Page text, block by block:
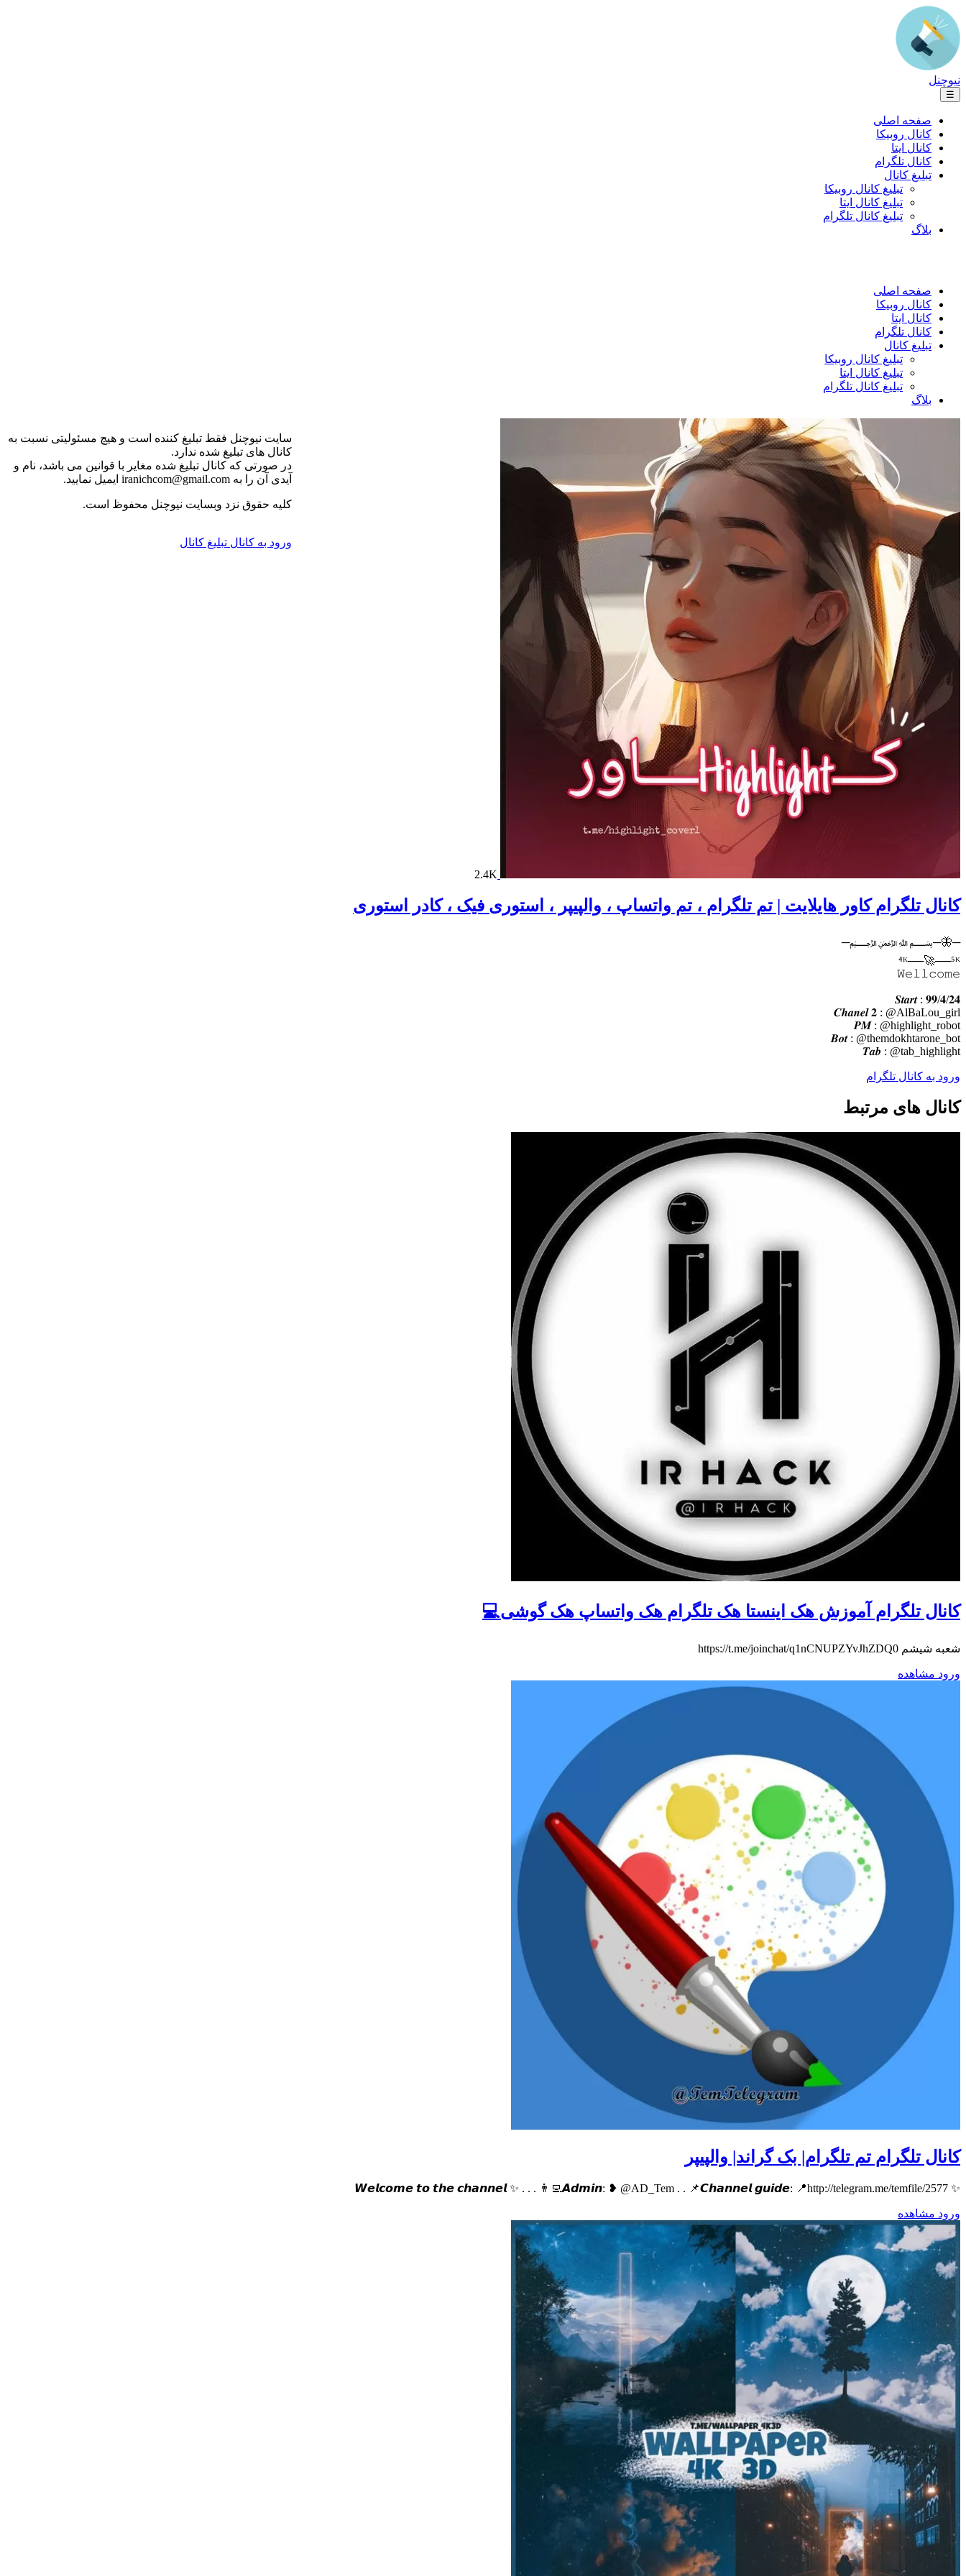
نیوچنل
☰
صفحه اصلی
کانال روبیکا
کانال ایتا
کانال تلگرام
تبلیغ کانال
تبلیغ کانال روبیکا
تبلیغ کانال ایتا
تبلیغ کانال تلگرام
بلاگ
صفحه اصلی
کانال روبیکا
کانال ایتا
کانال تلگرام
تبلیغ کانال
تبلیغ کانال روبیکا
تبلیغ کانال ایتا
تبلیغ کانال تلگرام
بلاگ
2.4K
کانال تلگرام کاور هایلایت | تم تلگرام ، تم واتساپ ، والپیپر ، استوری فیک ، کادر استوری
─🦋─﷽─
⁴ᴷ──🚀──⁵ᴷ
𝚆𝚎𝚕𝚕𝚌𝚘𝚖𝚎
𝑺𝒕𝒂𝒓𝒕 : 𝟗𝟗/𝟒/𝟐𝟒
𝑪𝒉𝒂𝒏𝒆𝒍 𝟐 : @AlBaLou_girl
𝑷𝑴 : @highlight_robot
𝑩𝒐𝒕 : @themdokhtarone_bot
𝑻𝒂𝒃 : @tab_highlight
ورود به کانال تلگرام
کانال های مرتبط
کانال تلگرام آموزش هک اینستا هک تلگرام هک واتساپ هک گوشی💻
شعبه شیشم https://t.me/joinchat/q1nCNUPZYvJhZDQ0
ورود مشاهده
کانال تلگرام تم تلگرام| بک گراند| والپیپر
✨ 𝙒𝙚𝙡𝙘𝙤𝙢𝙚 𝙩𝙤 𝙩𝙝𝙚 𝙘𝙝𝙖𝙣𝙣𝙚𝙡 ✨ . . . 👨‍💻𝘼𝙙𝙢𝙞𝙣: ❥ @AD_Tem . . 📌𝘾𝙝𝙖𝙣𝙣𝙚𝙡 𝙜𝙪𝙞𝙙𝙚: 📍http://telegram.me/temfile/2577
ورود مشاهده
سایت نیوچنل فقط تبلیغ کننده است و هیچ مسئولیتی نسبت به
کانال های تبلیغ شده ندارد.
در صورتی که کانال تبلیغ شده مغایر با قوانین می باشد، نام و
آیدی آن را به iranichcom@gmail.com ایمیل نمایید.
کلیه حقوق نزد وبسایت نیوچنل محفوظ است.
ورود به کانال تبلیغ کانال